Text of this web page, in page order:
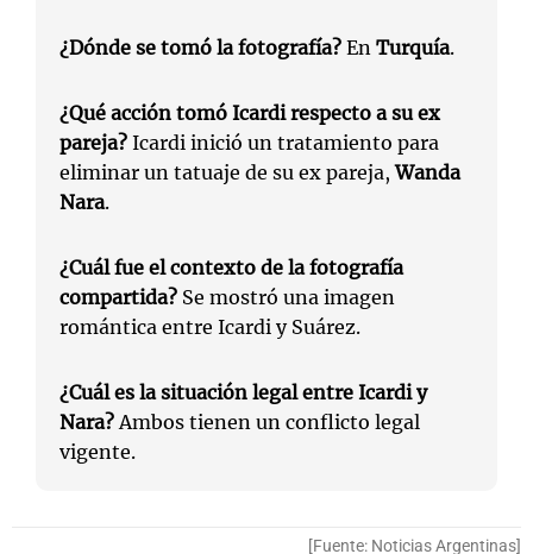
¿Dónde se tomó la fotografía? En Turquía.
¿Qué acción tomó Icardi respecto a su ex
pareja? Icardi inició un tratamiento para
eliminar un tatuaje de su ex pareja,Wanda
Nara.
¿Cuál fue el contexto de la fotografía
compartida? Se mostró una imagen
romántica entre Icardi y Suárez.
¿Cuál es la situación legal entre Icardi y
Nara?Ambos tienen un conflicto legal
vigente.
[Fuente: Noticias Argentinas]